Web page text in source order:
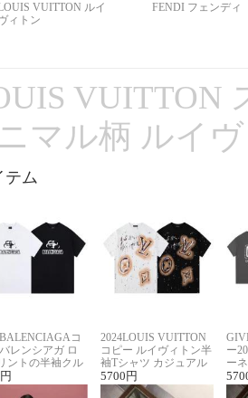
VUITTON ルイ
ィトン
FENDI フェンディ
VUITTON
マル柄 ルイ
テム
コ
レンシアガ ロ
ントの半袖クル
クTシャツ
円
2024LOUIS VUITTON
コピー ルイヴィトン半
袖Tシャツ カジュアル
に馴染む 2色展開
5700 円
ー
ー
ー